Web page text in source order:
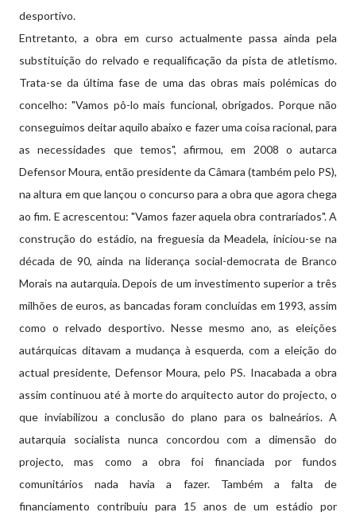
desportivo.
Entretanto, a obra em curso actualmente passa ainda pela
substituição do relvado e requalificação da pista de atletismo.
Trata-se da última fase de uma das obras mais polémicas do
concelho: "Vamos pô-lo mais funcional, obrigados. Porque não
conseguimos deitar aquilo abaixo e fazer uma coisa racional, para
as necessidades que temos", afirmou, em 2008 o autarca
Defensor Moura, então presidente da Câmara (também pelo PS),
na altura em que lançou o concurso para a obra que agora chega
ao fim. E acrescentou: "Vamos fazer aquela obra contrariados". A
construção do estádio, na freguesia da Meadela, iniciou-se na
década de 90, ainda na liderança social-democrata de Branco
Morais na autarquia. Depois de um investimento superior a três
milhões de euros, as bancadas foram concluídas em 1993, assim
como o relvado desportivo. Nesse mesmo ano, as eleições
autárquicas ditavam a mudança à esquerda, com a eleição do
actual presidente, Defensor Moura, pelo PS. Inacabada a obra
assim continuou até à morte do arquitecto autor do projecto, o
que inviabilizou a conclusão do plano para os balneários. A
autarquia socialista nunca concordou com a dimensão do
projecto, mas como a obra foi financiada por fundos
comunitários nada havia a fazer. Também a falta de
financiamento contribuiu para 15 anos de um estádio por